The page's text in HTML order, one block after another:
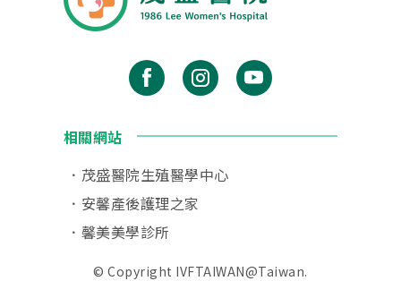
相關網站
茂盛醫院生殖醫學中心
安馨產後護理之家
馨美美學診所
© Copyright IVFTAIWAN@Taiwan.